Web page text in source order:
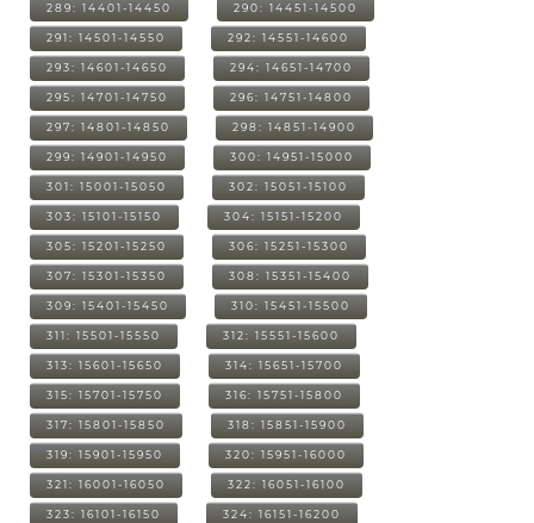
289: 14401-14450 290: 14451-14500
291: 14501-14550 292: 14551-14600
293: 14601-14650 294: 14651-14700
295: 14701-14750 296: 14751-14800
297: 14801-14850 298: 14851-14900
299: 14901-14950 300: 14951-15000
301: 15001-15050 302: 15051-15100
303: 15101-15150 304: 15151-15200
305: 15201-15250 306: 15251-15300
307: 15301-15350 308: 15351-15400
309: 15401-15450 310: 15451-15500
311: 15501-15550 312: 15551-15600
313: 15601-15650 314: 15651-15700
315: 15701-15750 316: 15751-15800
317: 15801-15850 318: 15851-15900
319: 15901-15950 320: 15951-16000
321: 16001-16050 322: 16051-16100
323: 16101-16150 324: 16151-16200